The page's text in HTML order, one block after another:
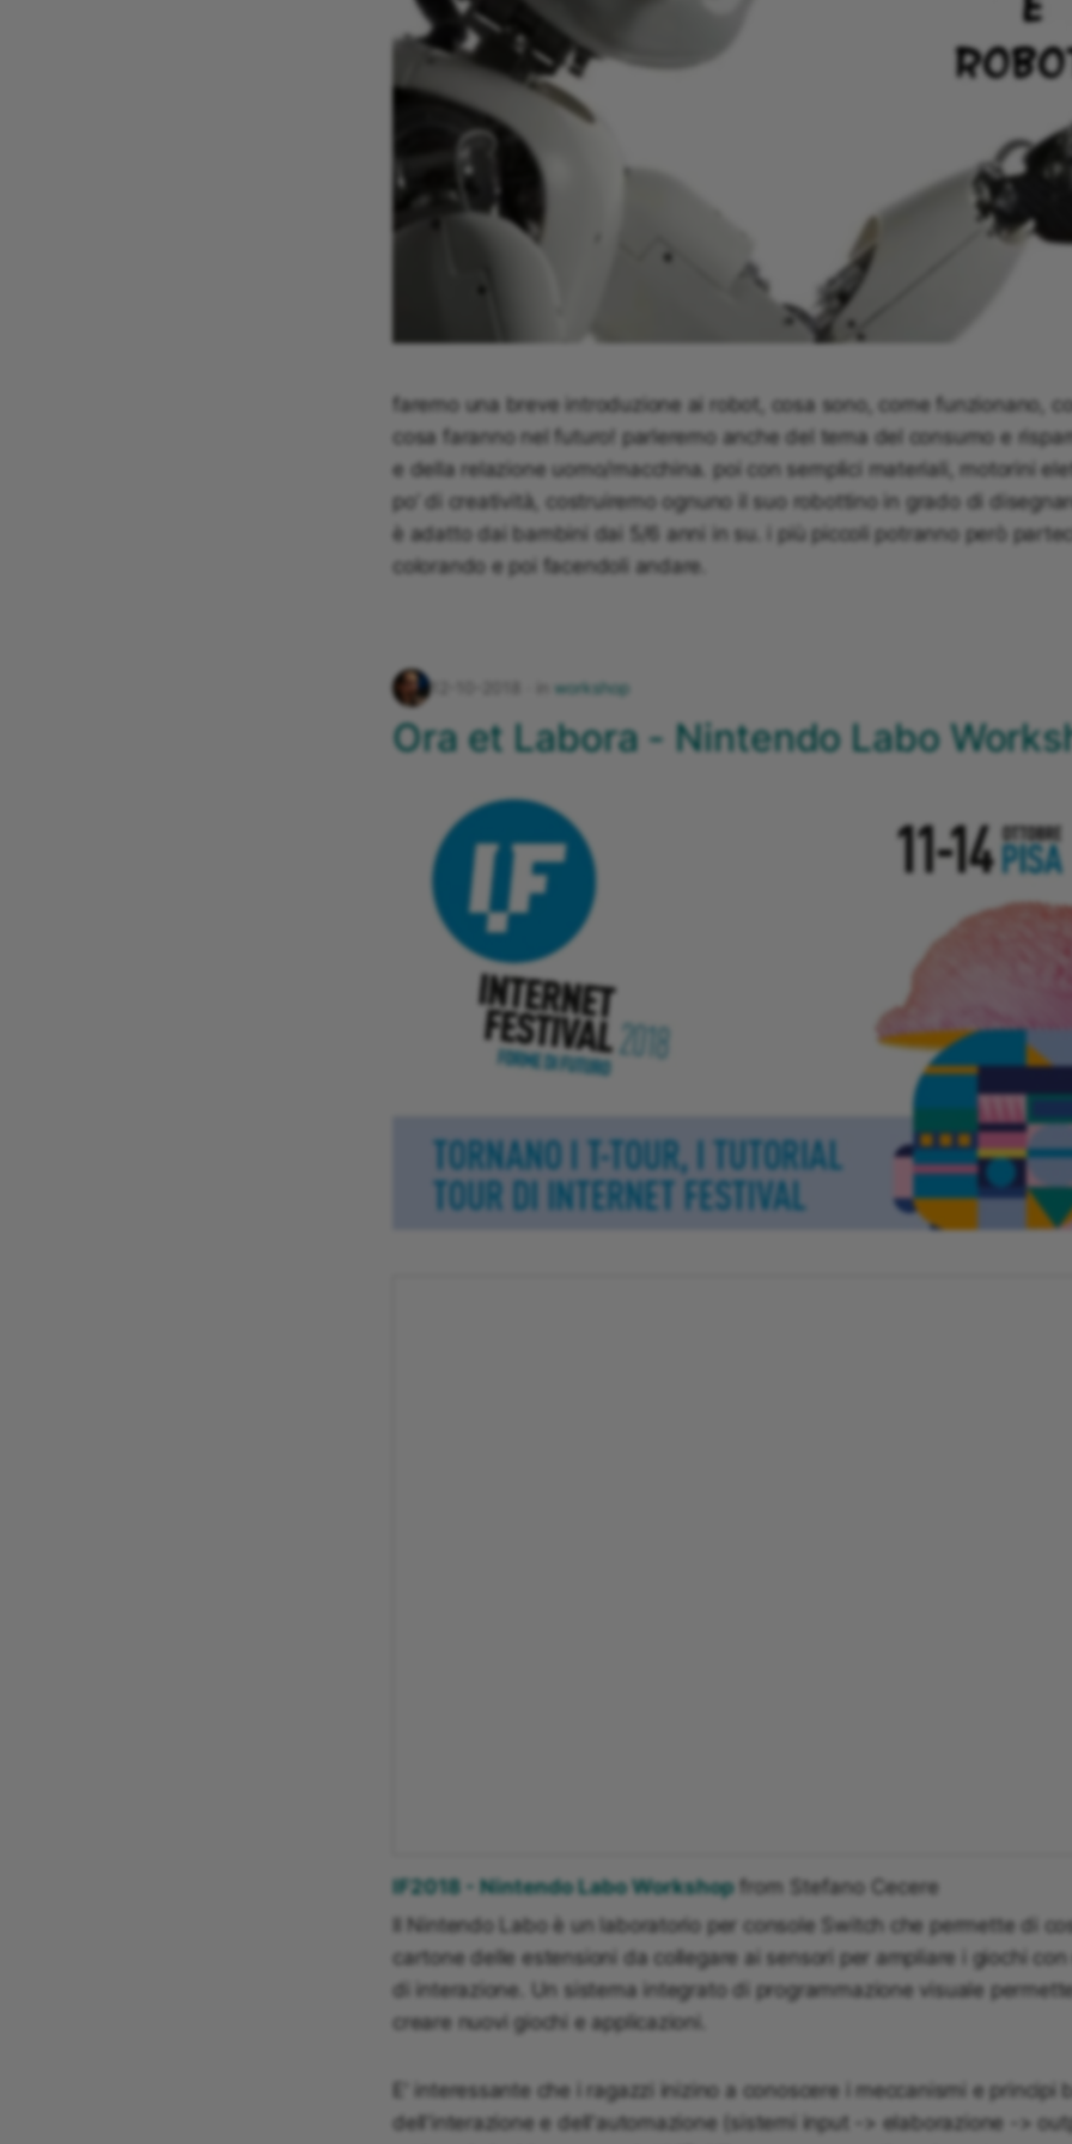
faremo una breve introduzione ai robot, cosa sono, come funzionano,
cosa faranno nel futuro! parleremo anche del tema del consumo e
e della relazione uomo/macchina. poi con semplici materiali, motorini
po’ di creatività, costruiremo ognuno il suo robottino in grado di
è adatto dai bambini dai 5/6 anni in su. i più piccoli potranno però
colorando e poi facendoli andare.
12-10-2018 workshop
Ora et Labora - Nintendo Labo
IF2018 - Nintendo Labo Workshop from Stefano Cecere
Il Nintendo Labo è un laboratorio per console Switch che permette di
cartone delle estensioni da collegare ai sensori per ampliare i giochi
di interazione. Un sistema integrato di programmazione visuale
creare nuovi giochi e applicazioni.
E' interessante che i ragazzi inizino a conoscere i meccanismi e principi
dell'interazione e dell'automazione (sistemi input -> elaborazione ->